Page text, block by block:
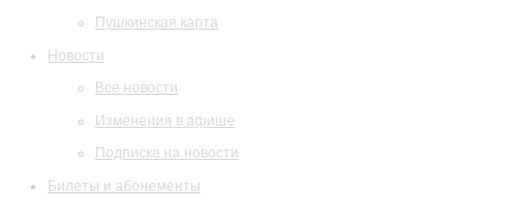
Пушкинская карта
Новости
Все новости
Изменения в афише
Подписка на новости
Билеты и абонементы